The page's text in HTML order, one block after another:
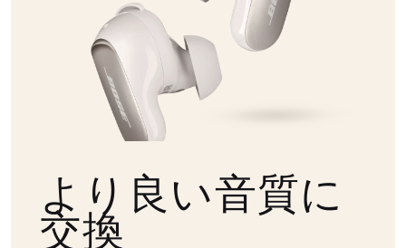
より良い音質に
交換